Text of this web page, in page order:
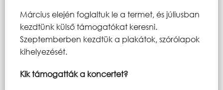
Március elején foglaltuk le a termet, és júliusban
kezdtünk külső támogatókat keresni.
Szeptemberben kezdtük a plakátok, szórólapok
kihelyezését.
Kik támogatták a koncertet?